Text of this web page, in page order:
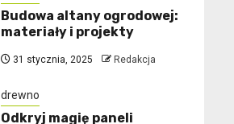
Budowa altany ogrodowej:
materiały i projekty
31 stycznia, 2025 Redakcja
drewno
Odkryj magię paneli